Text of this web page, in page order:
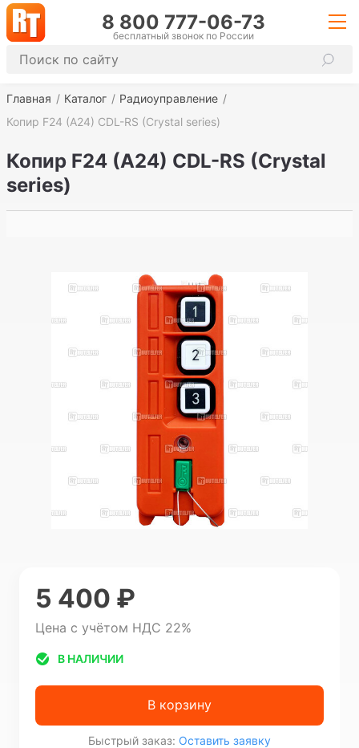
8 800 777-06-73
бесплатный звонок по России
Главная Каталог
Радиоуправление
Копир F24 (A24) CDL-RS (Crystal series)
Копир F24 (A24) CDL-RS (Crystal
series)
5 400 ₽
Цена с учётом НДС 22%
В НАЛИЧИИ
В корзину
Быстрый заказ: Оставить заявку